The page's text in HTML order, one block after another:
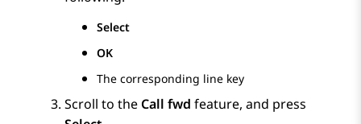
Select
OK
The corresponding line key
Scroll to the Call fwd feature, and press